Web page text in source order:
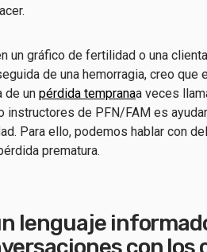
un gráfico de fertilidad o una
de una hemorragia, creo que
de un pérdida tempranaa veces
instructores de PFN/FAM es
Para ello, podemos hablar con
prematura.
lenguaje
con los